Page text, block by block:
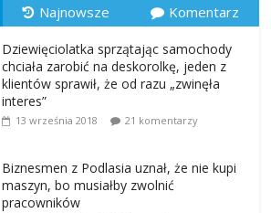
Najnowsze Komentarz
Dziewięciolatka sprzątając samochody
chciała zarobić na deskorolkę, jeden z
klientów sprawił, że od razu „zwinęła
interes”
13 września 2018 21 komentarzy
Biznesmen z Podlasia uznał, że nie kupi
maszyn, bo musiałby zwolnić
pracowników